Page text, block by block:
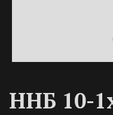
ННБ 10-